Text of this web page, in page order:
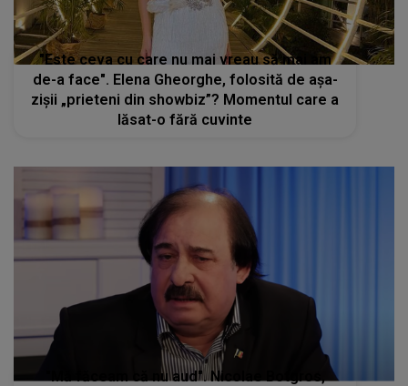
"Este ceva cu care nu mai vreau să mai am
de-a face". Elena Gheorghe, folosită de așa-
zișii „prieteni din showbiz”? Momentul care a
lăsat-o fără cuvinte
"Mă făceam că nu aud". Nicolae Botgros,